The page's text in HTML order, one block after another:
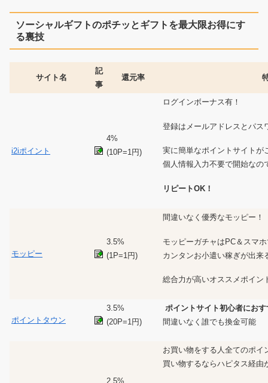
ソーシャルギフトのポチッとギフトを最大限お得にす
る裏技
サイト名
記
事
還元率
i2iポイント
4%
(10P=1円)
ログインボーナス有！
登録はメールアドレスとパス
実に簡単なポイントサイトが
個人情報入力不要で開始なの
リピートOK！
モッピー
3.5%
(1P=1円)
間違いなく優秀なモッピー！
モッピーガチャはPC＆スマ
カンタンお小遣い稼ぎが出来
総合力が高いオススメポイン
ポイントタウン
3.5%
(20P=1円)
ポイントサイト初心者にお
間違いなく誰でも換金可能
2.5%
お買い物をする人全てのポイ
買い物するならハピタス経由